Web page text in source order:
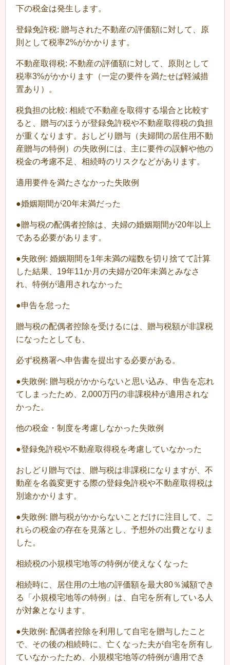
下の税金は発生します。
登録免許税: 贈与された不動産の評価額に対して、原
則として税率2%がかかります。
不動産取得税: 不動産の評価額に対して、原則として
税率3%がかかります（一定の要件を満たせば軽減措
置あり）。
税負担の比較: 相続で不動産を取得する場合と比較す
ると、贈与のほうが登録免許税や不動産取得税の負担
が重くなります。おしどり贈与（夫婦間の居住用不動
産贈与の特例）の失敗例には、主に要件の誤解や他の
税金の考慮不足、相続時のリスクなどがあります。
適用要件を満たさなかった失敗例
●婚姻期間が20年未満だった
●贈与税の配偶者控除は、夫婦の婚姻期間が20年以上
である必要があります。
●失敗例: 婚姻期間を1年未満の端数を切り捨てて計算
した結果、19年11か月の夫婦が20年未満とみなさ
れ、特例が適用されなかった
●申告を怠った
贈与税の配偶者控除を受けるには、贈与税額が非課税
になったとしても、
必ず税務署へ申告書を提出する必要がある。
●失敗例: 贈与税がかからないと思い込み、申告を忘れ
てしまったため、2,000万円の非課税枠が適用されな
かった。
他の税金・制度を考慮しなかった失敗例
●登録免許税や不動産取得税を考慮していなかった
おしどり贈与では、贈与税は非課税になりますが、不
動産を名義変更する際の登録免許税や不動産取得税は
別途かかります。
●失敗例: 贈与税がかからないことだけに注目して、こ
れらの税金の存在を見落とし、予想外の出費となりま
した。
相続税の小規模宅地等の特例が使えなくなった
相続時に、居住用の土地の評価額を最大80％減額でき
る「小規模宅地等の特例」は、自宅を所有している人
が対象となります。
●失敗例: 配偶者控除を利用して自宅を贈与したこと
で、その後の相続時に、亡くなった夫が自宅を所有し
ていなかったため、小規模宅地等の特例が適用でき